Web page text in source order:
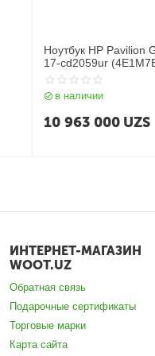
Ноутбук HP Pavilion
17-cd2059ur
11300H / 8 GB / SSD
17.3",черный
в наличии
10 963 000 UZS
ИНТЕРНЕТ-МАГАЗИН
WOOT.UZ
Обратная связь
Подарочные сертификаты
Торговые марки
Карта сайта